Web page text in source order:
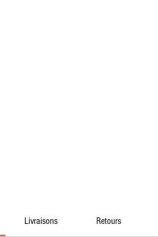
Livraisons Retours